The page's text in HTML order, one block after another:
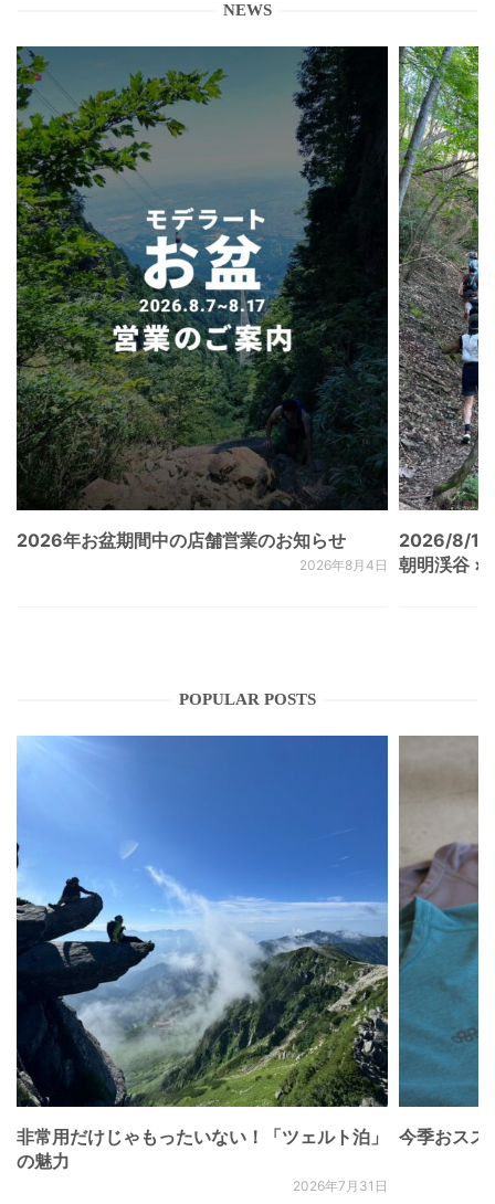
NEWS
2026年お盆期間中の店舗営業のお知らせ
2026年8月4日
2026/8/
朝明渓谷 ×
POPULAR POSTS
非常用だけじゃもったいない！「ツェルト泊」
の魅力
2026年7月31日
今季おスス